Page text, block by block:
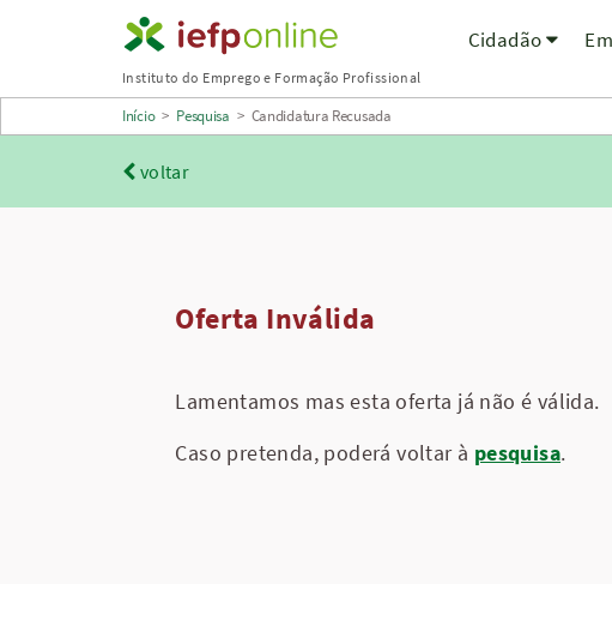
Instituto do Emprego e Formação Profissional
Cidadão
Início > Pesquisa > Candidatura Recusada
voltar
Oferta Inválida
Lamentamos mas esta oferta já não é válida.
Caso pretenda, poderá voltar à pesquisa.